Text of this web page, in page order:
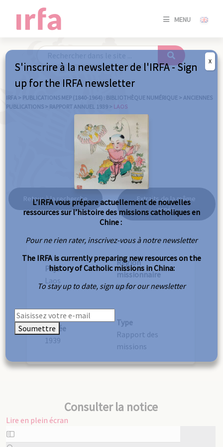
MENU
SE
/
IRFA > PUBLICATIONS MEP (1840-1964) : BIBLIOTHÈQUE NUMÉRIQUE > ANCIENNES
PUBLICATIONS > RAPPORT ANNUEL 1939 > LAOS
Laos
Retour à la recherche
Extraits de la même
année
Pays
Laos
Région
missionnaire
Laos
Année
1939
Type
Rapport des
missions
Consulter la notice
Lire en plein écran
Aller
au
S'inscrire à la newsletter de l'IRFA - Sign
up for the IRFA newsletter
L’IRFA vous prépare actuellement de nouvelles
ressources sur l’histoire des missions catholiques en
Chine :
Pour ne rien rater, inscrivez-vous à notre newsletter
The IRFA is currently preparing new resources on the
history of Catholic missions in China:
To stay up to date, sign up for our newsletter
Soumettre
X